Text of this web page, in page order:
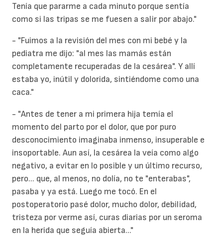
Tenía que pararme a cada minuto porque sentía
como si las tripas se me fuesen a salir por abajo."
- "Fuimos a la revisión del mes con mi bebé y la
pediatra me dijo: "al mes las mamás están
completamente recuperadas de la cesárea". Y allí
estaba yo, inútil y dolorida, sintiéndome como una
caca."
- "Antes de tener a mi primera hija temía el
momento del parto por el dolor, que por puro
desconocimiento imaginaba inmenso, insuperable e
insoportable. Aun así, la cesárea la veía como algo
negativo, a evitar en lo posible y un último recurso,
pero... que, al menos, no dolía, no te "enterabas",
pasaba y ya está. Luego me tocó. En el
postoperatorio pasé dolor, mucho dolor, debilidad,
tristeza por verme así, curas diarias por un seroma
en la herida que seguía abierta..."